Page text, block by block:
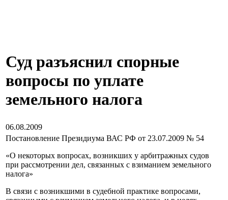
Суд разъяснил спорные
вопросы по уплате
земельного налога
06.08.2009
Постановление Президиума ВАС РФ от 23.07.2009 № 54
«О некоторых вопросах, возникших у арбитражных судов
при рассмотрении дел, связанных с взиманием земельного
налога»
В связи с возникшими в судебной практике вопросами,